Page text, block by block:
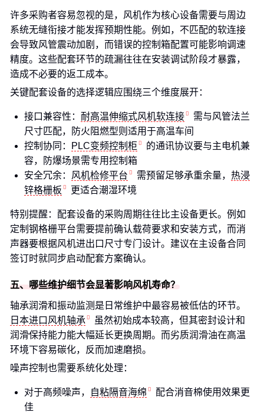
许多采购者容易忽视的是，风机作为核心设备需要与周边
系统无缝衔接才能发挥预期性能。例如，不匹配的软连接
会导致风管震动加剧，而错误的控制箱配置可能影响调速
精度。这些配套环节的疏漏往往在安装调试阶段才暴露，
造成不必要的返工成本。
关键配套设备的选择逻辑应围绕三个维度展开：
接口兼容性： 耐高温伸缩式风机软连接
需与风管法兰
尺寸匹配，防火阻燃型则适用于高温车间
控制协同：
PLC变频控制柜
的通讯协议要与主电机兼
容，防爆场景需专用控制箱
安全冗余： 风机检修平台 需预留足够承重余量， 热浸
锌格栅板
更适合潮湿环境
特别提醒：配套设备的采购周期往往比主设备更长。例如
定制钢格栅平台需要提前确认载荷要求和安装方式，而消
声器要根据风机进出口尺寸专门设计。建议在主设备合同
签订时就同步启动配套方案确认。
五、哪些维护细节会显著影响风机寿命？
轴承润滑和振动监测是日常维护中最容易被低估的环节。
日本进口风机轴承
虽然初始成本较高，但其密封设计和
润滑保持能力能大幅延长更换周期。而劣质润滑油在高温
环境下容易碳化，反而加速磨损。
噪声控制也需要系统化处理：
对于高频噪声， 自粘隔音海绵
配合消音棉使用效果更
佳